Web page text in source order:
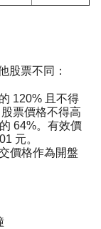
股票不同：
120% 且不得
票價格不得高
64%。有效價
元。
價格作為開盤